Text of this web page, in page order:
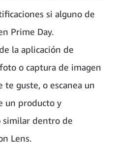
si alguno de
Prime Day.
la aplicación de
o captura de imagen
guste, o escanea un
un producto y
similar dentro de
Lens.